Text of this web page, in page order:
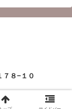
７８−１０